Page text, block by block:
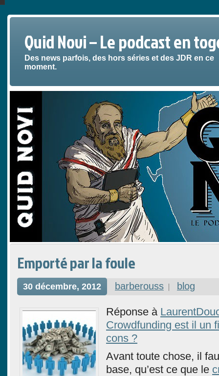
Quid Novi – Le podcast en
Des news parfois, des hors séries et des JDR en ce
moment.
Emporté par la foule
30 décembre, 2012 barberouss blog
Réponse à
Crowdfunding est il un
cons ?
Avant toute chose, il
base, qu’est ce que le